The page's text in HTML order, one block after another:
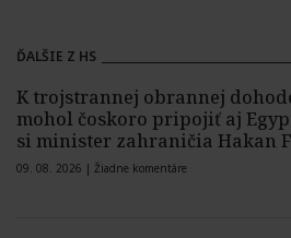
ĎALŠIE Z HS
K trojstrannej obrannej
mohol čoskoro pripojiť aj
si minister zahraničia Hakan
09. 08. 2026 | Žiadne komentáre